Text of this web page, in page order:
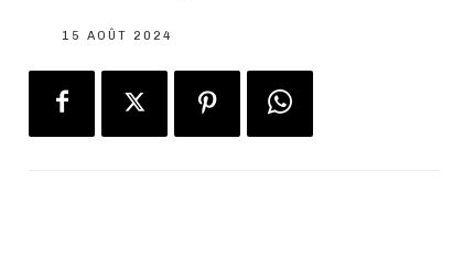
15 AOÛT 2024